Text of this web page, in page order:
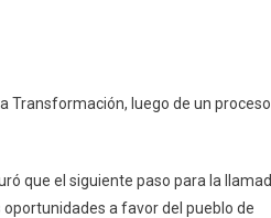
Transformación, luego de un proceso
que el siguiente paso para la
a favor del pueblo de